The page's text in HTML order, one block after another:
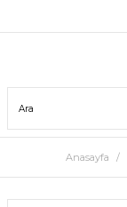
Anasayfa